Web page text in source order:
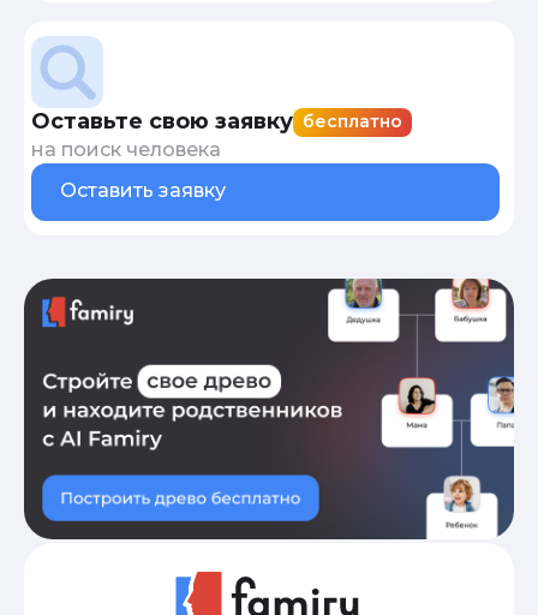
Оставьте свою заявку бесплатно
на поиск человека
Оставить заявку